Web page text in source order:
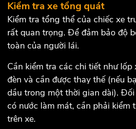
Kiểm tra xe tổng quát
Kiểm tra tổng thể của chiếc xe
rất quan trọng. Để đảm bảo độ
toàn của người lái.
Cần kiểm tra các chi tiết như lốp
đèn và cần được thay thế (nếu
dầu trong một thời gian dài).
có nước làm mát, cần phải kiểm
trên xe.